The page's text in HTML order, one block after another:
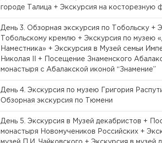
городе Талица + Экскурсия на косторезную
День 3. Обзорная экскурсия по Тобольску +
Тобольскому кремлю + Экскурсия по музею
Наместника» + Экскурсия в Музей семьи
Николая II + Посещение Знаменского
монастыря с Абалакской иконой “Знамение”
День 4. Экскурсия по музею Григория
Обзорная экскурсия по Тюмени
День 5. Экскурсия в Музей декабристов +
монастыря Новомучеников Российских +